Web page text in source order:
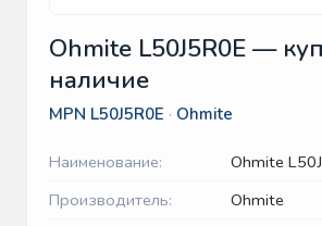
Ohmite L50J5R0E —
наличие
MPN L50J5R0E · Ohmite
Наименование:
Ohmite
Производитель:
Ohmite